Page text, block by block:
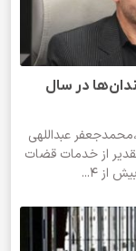
با زندان‌ها در سال
عبداللهی
از خدمات قضات
از ۴...